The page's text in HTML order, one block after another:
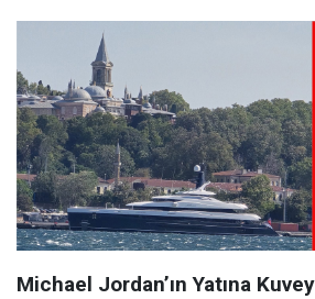
Michael Jordan’ın Yatına